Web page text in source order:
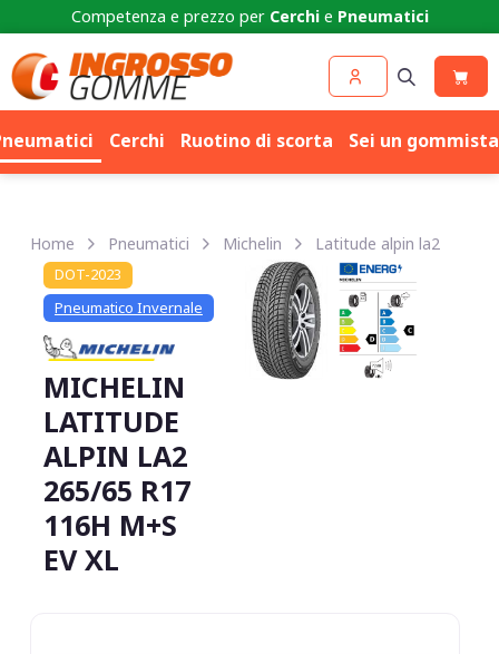
Competenza e prezzo per Cerchie Pneumatici
Cerchi Ruotino di scorta Sei un
Home Pneumatici Michelin Latitude alpin la2
DOT-2023
Pneumatico Invernale
MICHELIN
LATITUDE
ALPIN LA2
265/65 R17
116H M+S
EV XL